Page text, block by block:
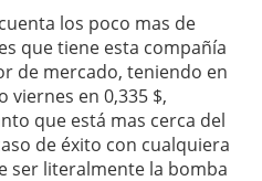
los poco mas de
que tiene esta compañía
de mercado, teniendo en
viernes en 0,335 $,
que está mas cerca del
de éxito con cualquiera
ser literalmente la bomba